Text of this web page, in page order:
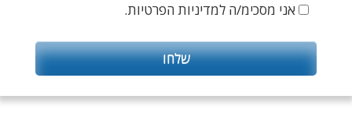
אני מסכימ/ה למדיניות הפרטיות.